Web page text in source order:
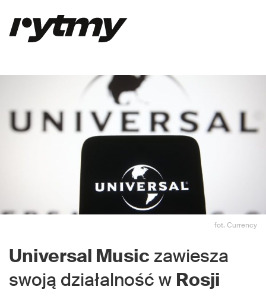
fot. Currency
Universal Music zawiesza
swoją działalność w Rosji